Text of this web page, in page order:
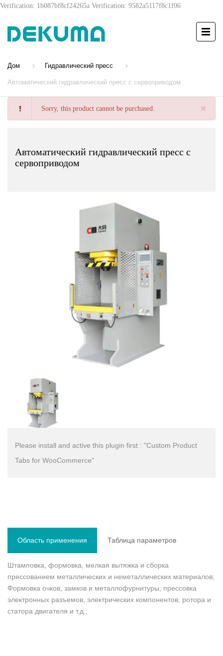
Verification: 1b087bf8cf24265a Verification: 9582a5117f8c1f06
Дом Гидравлический пресс
Автоматический гидравлический пресс с сервоприводом
Sorry, this product cannot be purchased.
Автоматический гидравлический пресс с
сервоприводом
Please install and active this plugin first : "Custom Product
Tabs for WooCommerce"
Область применения Таблица параметров
Штамповка, формовка, мелкая вытяжка и сборка
прессованием металлических и неметаллических материалов;
Формовка очков, замков и металлофурнитуры, прессовка
электронных разъемов, электрических компонентов, ротора и
статора двигателя и т.д.;